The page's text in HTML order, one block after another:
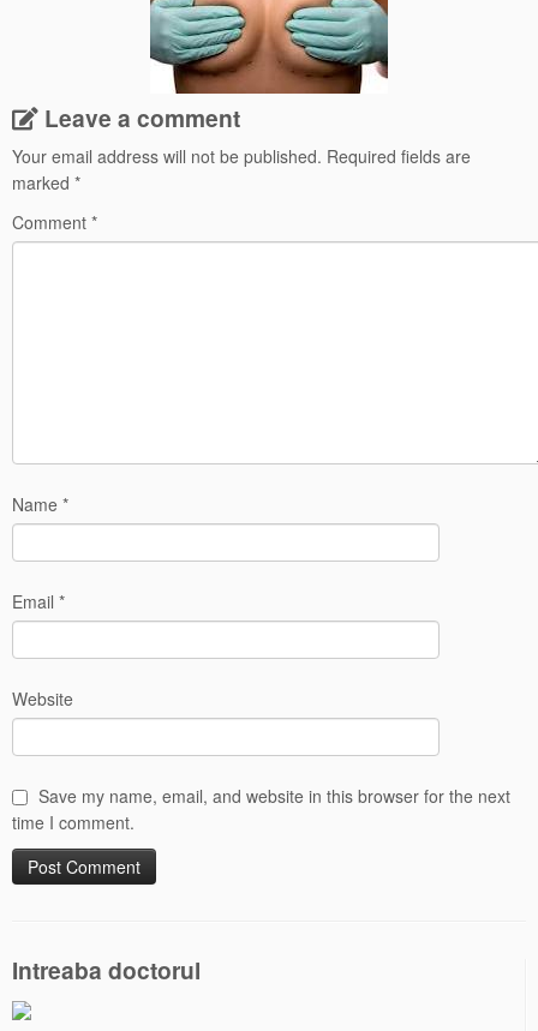
Leave a comment
Your email address will not be published. Required fields are
marked *
Comment *
Name *
Email *
Website
Save my name, email, and website in this browser for the next
time I comment.
Intreaba doctorul